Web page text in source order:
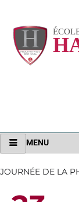
MENU
JOURNÉE DE LA